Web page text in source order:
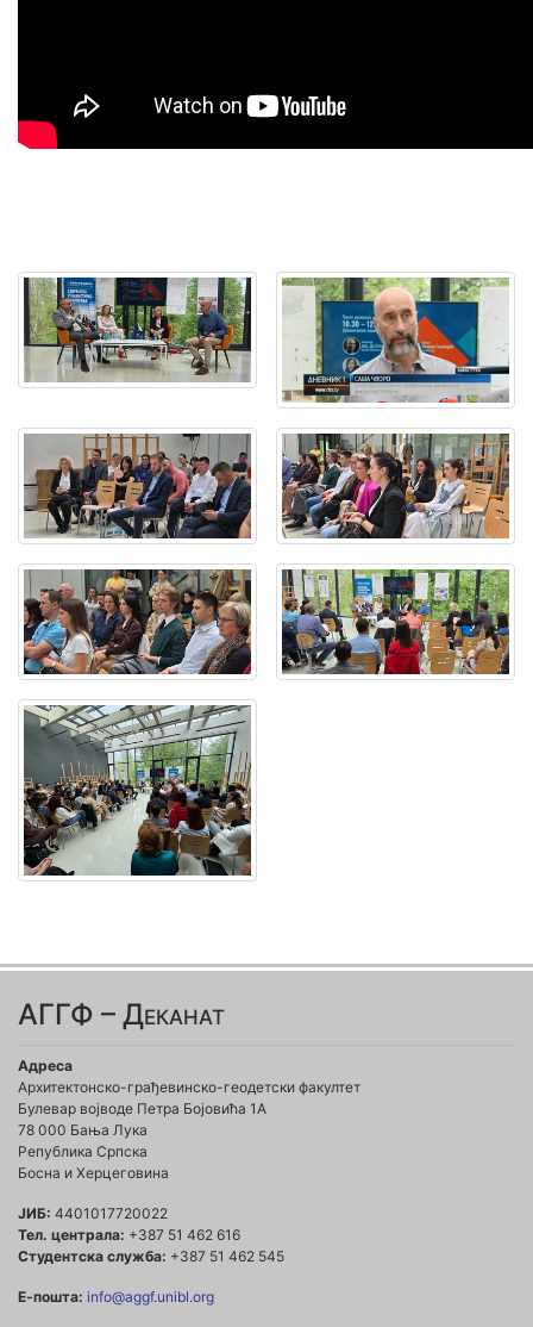
АГГФ – Деканат
Адреса
Архитектонско-грађевинско-геодетски факултет
Булевар војводе Петра Бојовића 1A
78 000 Бања Лука
Република Српска
Босна и Херцеговина
ЈИБ: 4401017720022
Тел. централа: +387 51 462 616
Студентска служба: +387 51 462 545
Е-пошта: info@aggf.unibl.org